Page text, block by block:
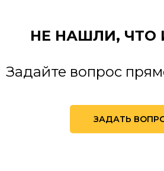
НЕ НАШЛИ, ЧТО
Задайте вопрос
ЗАДАТЬ